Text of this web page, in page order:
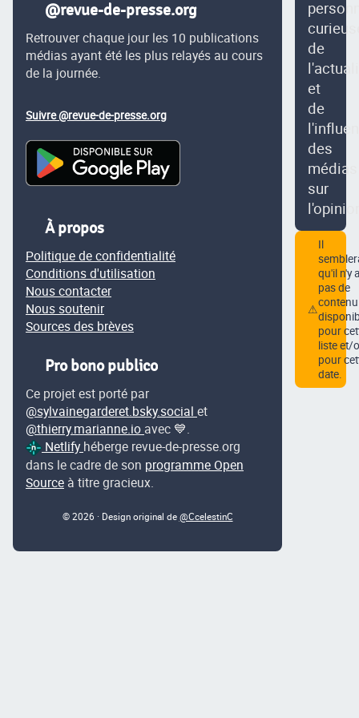
@revue-de-presse.org
Retrouver chaque jour les 10 publications
médias ayant été les plus relayés au cours
de la journée.
Suivre @revue-de-presse.org
À propos
Politique de confidentialité
Conditions d'utilisation
Nous contacter
Nous soutenir
Sources des brèves
Pro bono publico
Ce projet est porté par
@sylvainegarderet.bsky.social et
@thierry.marianne.io avec 💙.
Netlify héberge revue-de-presse.org
dans le cadre de son programme Open
Source à titre gracieux.
© 2026 · Design original de @CcelestinC
de
et
de
des
médias
sur
⚠
Il
qu'il n'y a
pas de
contenu
pour
liste et/
pour
date.